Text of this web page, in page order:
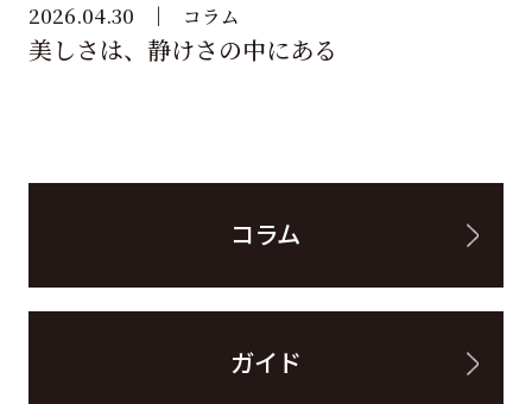
2026.04.30 コラム
美しさは、静けさの中にある
コラム
ガイド